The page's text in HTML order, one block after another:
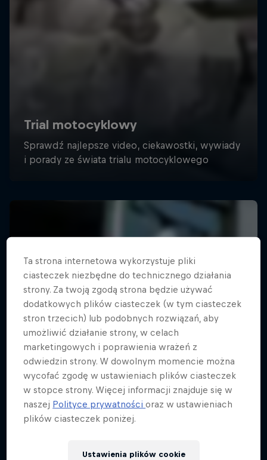
Ta strona internetowa wykorzystuje pliki
ciasteczek niezbędne do technicznego działania
strony. Za twoją zgodą strona będzie używać
dodatkowych plików ciasteczek (w tym ciasteczek
stron trzecich) lub podobnych rozwiązań, aby
umożliwić działanie strony, w celach
marketingowych i poprawienia wrażeń z
odwiedzin strony. W dowolnym momencie można
wycofać zgodę w ustawieniach plików ciasteczek
w stopce strony. Więcej informacji znajduje się w
naszej Polityce prywatnościoraz w ustawieniach
plików ciasteczek poniżej.
Ustawienia plików cookie